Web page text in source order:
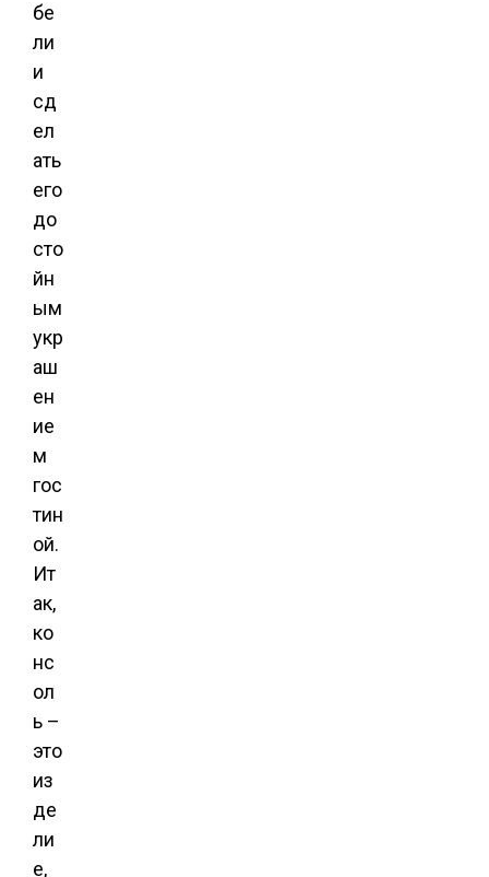
бе
ли
и
сд
ел
ать
его
до
сто
йн
ым
укр
аш
ен
ие
м
гос
тин
ой.
Ит
ак,
ко
нс
ол
ь –
это
из
де
ли
е,